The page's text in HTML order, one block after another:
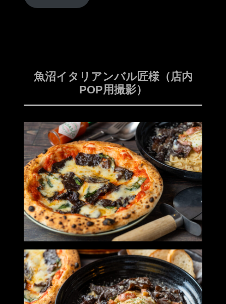
魚沼イタリアンバル匠様（店内
POP用撮影）